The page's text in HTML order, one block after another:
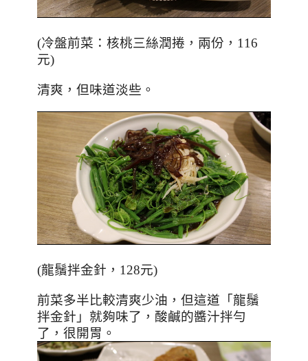
(冷盤前菜：核桃三絲潤捲，兩份，116
元)
清爽，但味道淡些。
(龍鬚拌金針，128元)
前菜多半比較清爽少油，但這道「龍鬚
拌金針」就夠味了，酸鹹的醬汁拌勻
了，很開胃。